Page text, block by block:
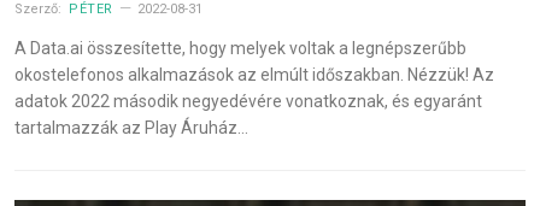
Szerző: PÉTER 2022-08-31
A Data.ai összesítette, hogy melyek voltak a legnépszerűbb
okostelefonos alkalmazások az elmúlt időszakban. Nézzük! Az
adatok 2022 második negyedévére vonatkoznak, és egyaránt
tartalmazzák az Play Áruház…